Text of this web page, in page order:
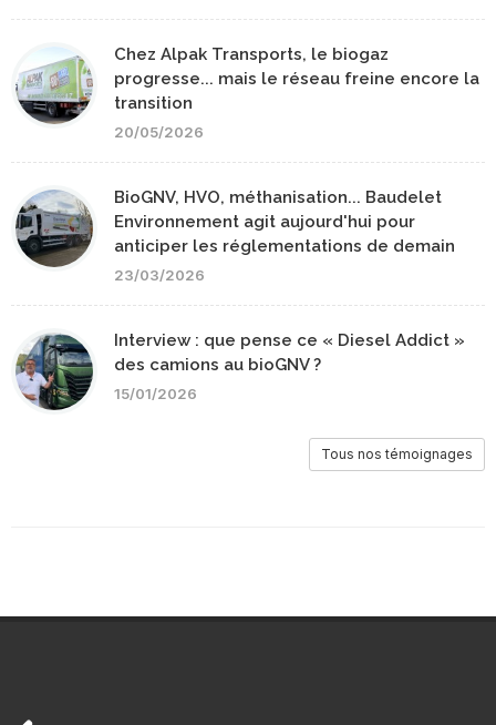
Chez Alpak Transports, le biogaz
progresse... mais le réseau freine encore la
transition
20/05/2026
BioGNV, HVO, méthanisation... Baudelet
Environnement agit aujourd'hui pour
anticiper les réglementations de demain
23/03/2026
Interview : que pense ce « Diesel Addict »
des camions au bioGNV ?
15/01/2026
Tous nos témoignages